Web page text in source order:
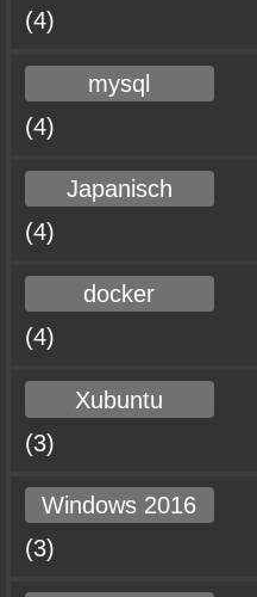
(4)
mysql
(4)
Japanisch
(4)
docker
(4)
Xubuntu
(3)
Windows 2016
(3)